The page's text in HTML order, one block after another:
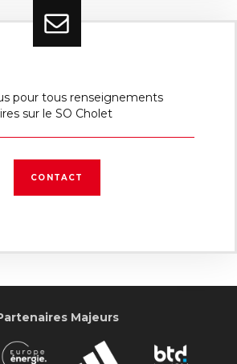
pour tous renseignements
sur le SO Cholet
CONTACT
Majeurs